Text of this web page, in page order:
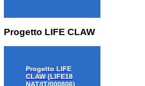
Progetto LIFE CLAW
Progetto LIFE
CLAW (LIFE18
NAT/IT/000806)